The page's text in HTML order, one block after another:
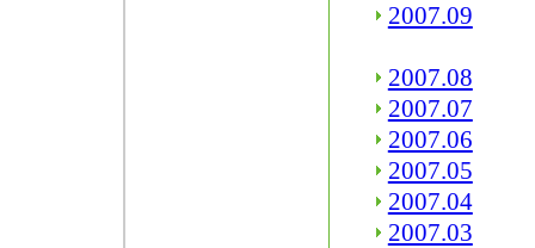
2007.09
2007.08
2007.07
2007.06
2007.05
2007.04
2007.03